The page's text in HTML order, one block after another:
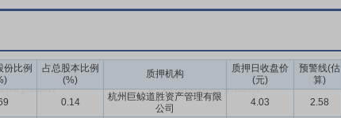
份比例
占总股本比例
(%)
质押机构
质押日收盘价
(元)
预警线(估
算)
0.14
杭州巨鲸道胜资产管理有限
公司
4.03 2.58